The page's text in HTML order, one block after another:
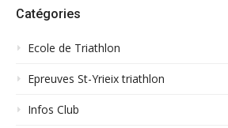
Catégories
Ecole de Triathlon
Epreuves St-Yrieix triathlon
Infos Club